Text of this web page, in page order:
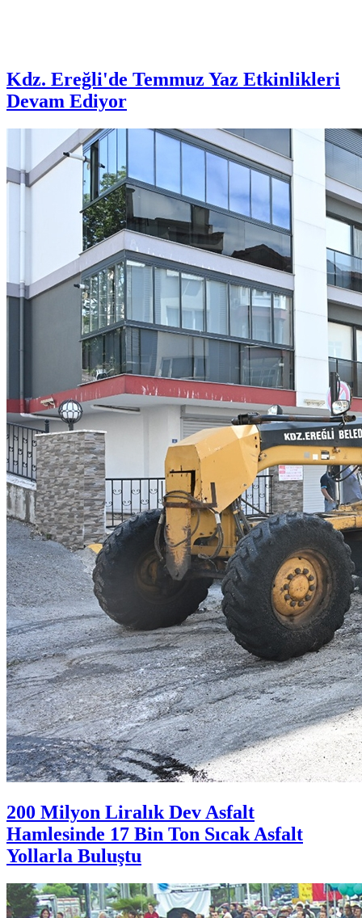
Kdz. Ereğli'de Temmuz Yaz Etkinlikleri
Devam Ediyor
200 Milyon Liralık Dev Asfalt
Hamlesinde 17 Bin Ton Sıcak Asfalt
Yollarla Buluştu